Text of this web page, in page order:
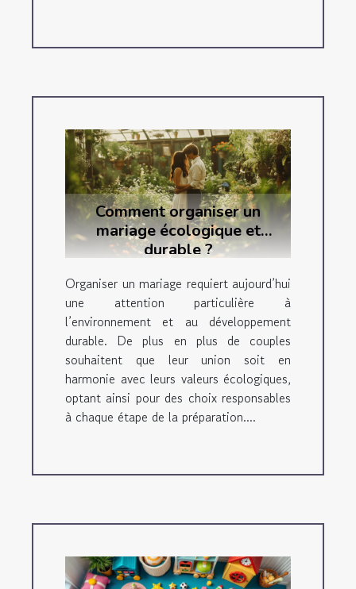
Comment organiser un
mariage écologique et
durable ?
Organiser un mariage requiert aujourd’hui
une attention particulière à
l’environnement et au développement
durable. De plus en plus de couples
souhaitent que leur union soit en
harmonie avec leurs valeurs écologiques,
optant ainsi pour des choix responsables
à chaque étape de la préparation....